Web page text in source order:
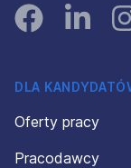
FacebookLinked In
DLA
Oferty pracy
Pracodawcy